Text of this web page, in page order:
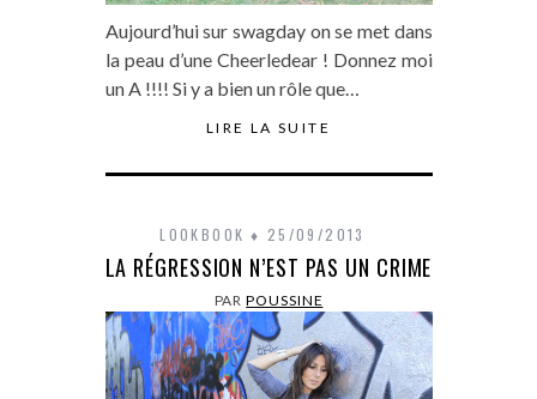
Aujourd’hui sur swagday on se met dans
la peau d’une Cheerledear ! Donnez moi
un A !!!! Si y a bien un rôle que…
LIRE LA SUITE
LOOKBOOK 25/09/2013
LA RÉGRESSION N’EST PAS UN CRIME
PARPOUSSINE